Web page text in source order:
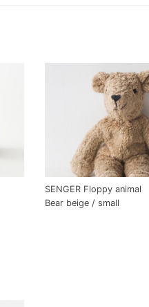
SENGER Floppy animal
Bear beige / small